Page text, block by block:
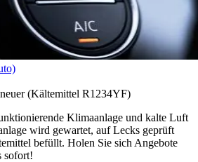
(Kältemittel R1234YF)
Klimaanlage und kalte Luft
wird gewartet, auf Lecks geprüft
befüllt. Holen Sie sich Angebote
sofort!